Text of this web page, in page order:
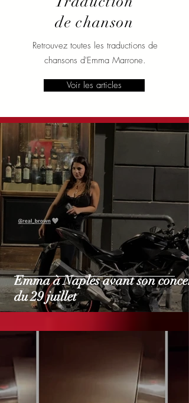
de chanson
Retrouvez toutes les traductions de
chansons d'Emma Marrone.
Voir les articles
Emma à Naples avant son concert
du 29 juillet